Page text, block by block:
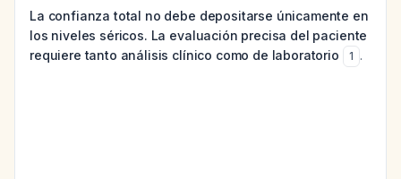
La confianza total no debe depositarse únicamente en
los niveles séricos. La evaluación precisa del paciente
requiere tanto análisis clínico como de laboratorio
1 .